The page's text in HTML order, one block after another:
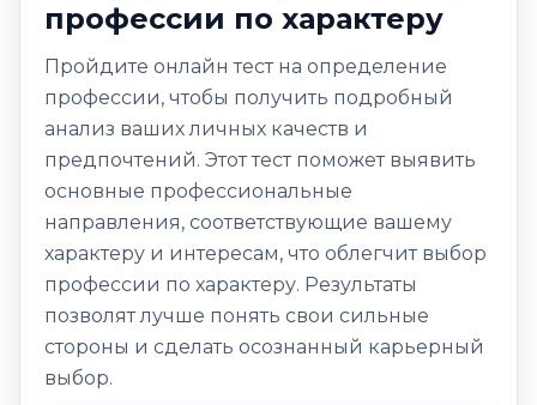
профессии по характеру
Пройдите онлайн тест на определение
профессии, чтобы получить подробный
анализ ваших личных качеств и
предпочтений. Этот тест поможет выявить
основные профессиональные
направления, соответствующие вашему
характеру и интересам, что облегчит выбор
профессии по характеру. Результаты
позволят лучше понять свои сильные
стороны и сделать осознанный карьерный
выбор.